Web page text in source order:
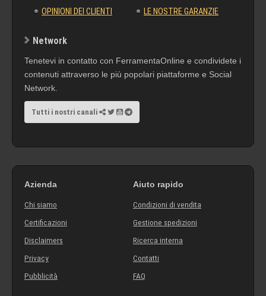
OPINIONI DEI CLIENTI LE NOSTRE GARANZIE
Network
Tenetevi in contatto con FerramentaOnline e condividete i
contenuti attraverso le più popolari piattaforme e Social
Network.
Tutti i nostri canali
Azienda
Chi siamo
Certificazioni
Disclaimers
Privacy
Pubblicità
Aiuto rapido
Condizioni di vendita
Gestione spedizioni
Ricerca interna
Contatti
FAQ